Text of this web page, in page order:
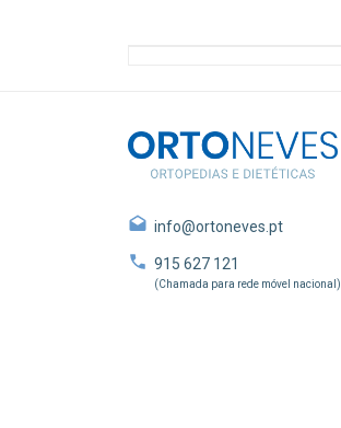
info@ortoneves.pt
915 627 121
(Chamada para rede móvel nacional)